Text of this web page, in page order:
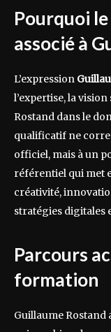
Pourquoi
associé à
L’expression
l’expertise, la
Rostand dans le
qualificatif ne
officiel, mais à un
référentiel qui met
créativité,
stratégies digitales
Parcours
formation
Guillaume Rostand